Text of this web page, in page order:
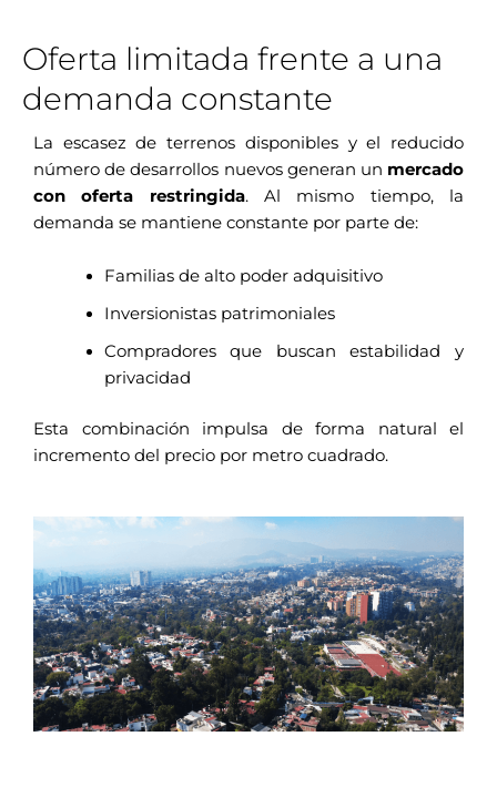
Oferta limitada frente a una
demanda constante
La escasez de terrenos disponibles y el reducido
número de desarrollos nuevos generan un mercado
con oferta restringida. Al mismo tiempo, la
demanda se mantiene constante por parte de:
Familias de alto poder adquisitivo
Inversionistas patrimoniales
Compradores que buscan estabilidad y
privacidad
Esta combinación impulsa de forma natural el
incremento del precio por metro cuadrado.